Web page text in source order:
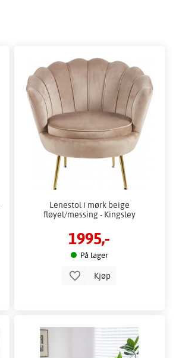
Lenestol i mørk beige
fløyel/messing - Kingsley
1995,-
På lager
Kjøp